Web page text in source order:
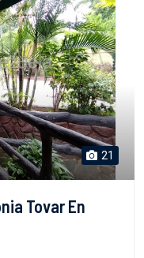
21
Tovar En